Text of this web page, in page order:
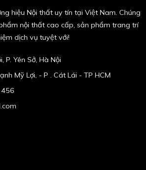
hiệu Nội thất uy tín tại Việt Nam. Chúng
nội thất cao cấp, sản phẩm trang trí
dịch vụ tuyệt với!
P. Yên Sở, Hà Nội
Mỹ Lợi, - P . Cát Lái - TP HCM